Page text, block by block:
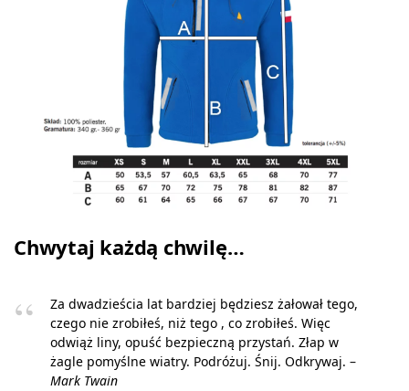
Chwytaj każdą chwilę…
Za dwadzieścia lat bardziej będziesz żałował tego,
czego nie zrobiłeś, niż tego , co zrobiłeś. Więc
odwiąż liny, opuść bezpieczną przystań. Złap w
żagle pomyślne wiatry. Podróżuj. Śnij. Odkrywaj. –
Mark Twain